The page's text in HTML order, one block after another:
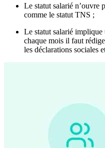
Le statut salarié n’ouvre
comme le statut TNS ;
Le statut salarié
chaque mois il faut
les déclarations sociales